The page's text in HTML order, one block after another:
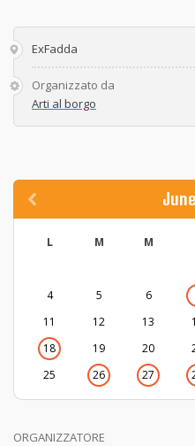
ExFadda
Organizzato da
Arti al borgo
L M M
4
5 6
11
12 13
18
19 20
25
26 27
ORGANIZZATORE